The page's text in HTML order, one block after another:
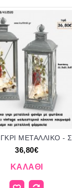
36,80€
ΚΑΛΆΘΙ